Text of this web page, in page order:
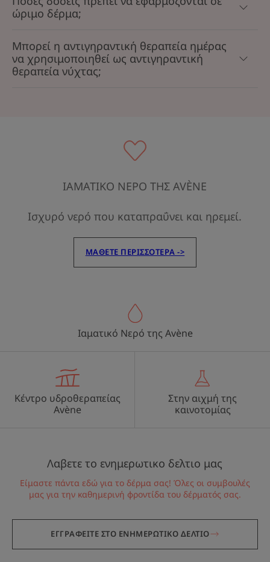
ώριμο δέρμα;
Μπορεί η αντιγηραντική θεραπεία ημέρας
να χρησιμοποιηθεί ως αντιγηραντική
θεραπεία νύχτας;
ΙΑΜΑΤΙΚΟ ΝΕΡΟ ΤΗΣ AVÈNE
Ισχυρό νερό που καταπραΰνει και ηρεμεί.
ΜΆΘΕΤΕ ΠΕΡΙΣΣΌΤΕΡΑ ->
Ιαματικό Νερό της Avène
Κέντρο υδροθεραπείας
Avène
Στην αιχμή της
καινοτομίας
Λαβετε το ενημερωτικο δελτιο μας
Είμαστε πάντα εδώ για το δέρμα σας! Όλες οι συμβουλές
μας για την καθημερινή φροντίδα του δέρματός σας.
ΕΓΓΡΑΦΕΙΤΕ ΣΤΟ ΕΝΗΜΕΡΩΤΙΚΟ ΔΕΛΤΙΟ